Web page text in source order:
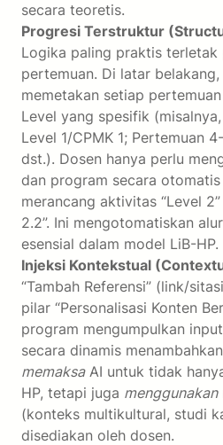
secara teoretis.
Progresi Terstruktur
Logika paling praktis terletak
pertemuan. Di latar
memetakan setiap
Level yang spesifik
Level 1/CPMK 1; Pertemuan
dst.). Dosen hanya perlu
dan program secara
merancang aktivitas “Level
2.2”. Ini mengotomatiskan
esensial dalam model LiB-HP.
Injeksi Kontekstual
“Tambah Referensi” (link/
pilar “Personalisasi Konten
program mengumpulkan
secara dinamis
memaksaAI untuk tidak
HP, tetapi juga menggunakan
(konteks multikultural, studi
disediakan oleh dosen.